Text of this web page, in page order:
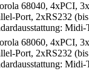
68040, 4xPCI,
Port, 2xRS232
68060, 4xPCI,
Port, 2xRS232